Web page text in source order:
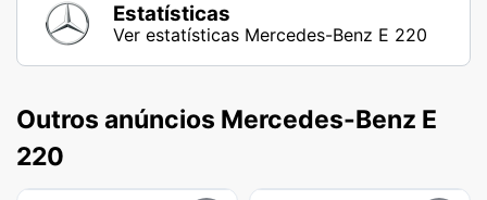
Estatísticas
Ver estatísticas Mercedes-Benz E 220
Outros anúncios Mercedes-Benz E
220